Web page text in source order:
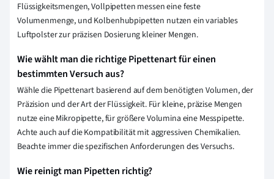
Flüssigkeitsmengen, Vollpipetten messen eine feste
Volumenmenge, und Kolbenhubpipetten nutzen ein variables
Luftpolster zur präzisen Dosierung kleiner Mengen.
Wie wählt man die richtige Pipettenart für einen
bestimmten Versuch aus?
Wähle die Pipettenart basierend auf dem benötigten Volumen, der
Präzision und der Art der Flüssigkeit. Für kleine, präzise Mengen
nutze eine Mikropipette, für größere Volumina eine Messpipette.
Achte auch auf die Kompatibilität mit aggressiven Chemikalien.
Beachte immer die spezifischen Anforderungen des Versuchs.
Wie reinigt man Pipetten richtig?